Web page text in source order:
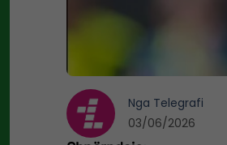
Nga Telegrafi
03/06/2026